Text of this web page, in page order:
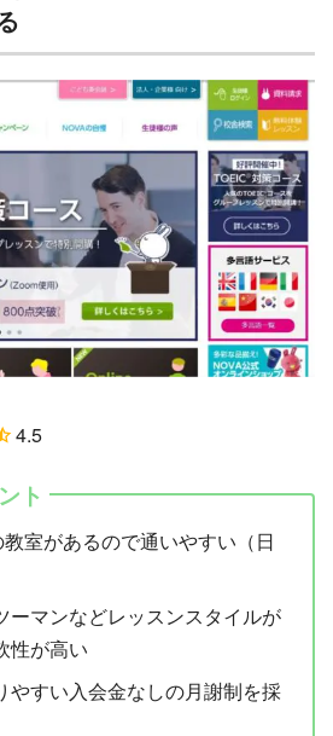
4.5
ト
室があるので通いやすい（日
ーマンなどレッスンスタイルが
性が高い
やすい入会金なしの月謝制を採